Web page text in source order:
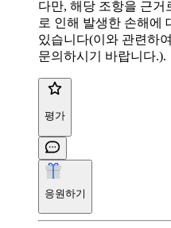
다만, 해당 조항을 근
로 인해 발생한 손해에
있습니다(이와 관련하
문의하시기 바랍니다.).
평가
응원하기